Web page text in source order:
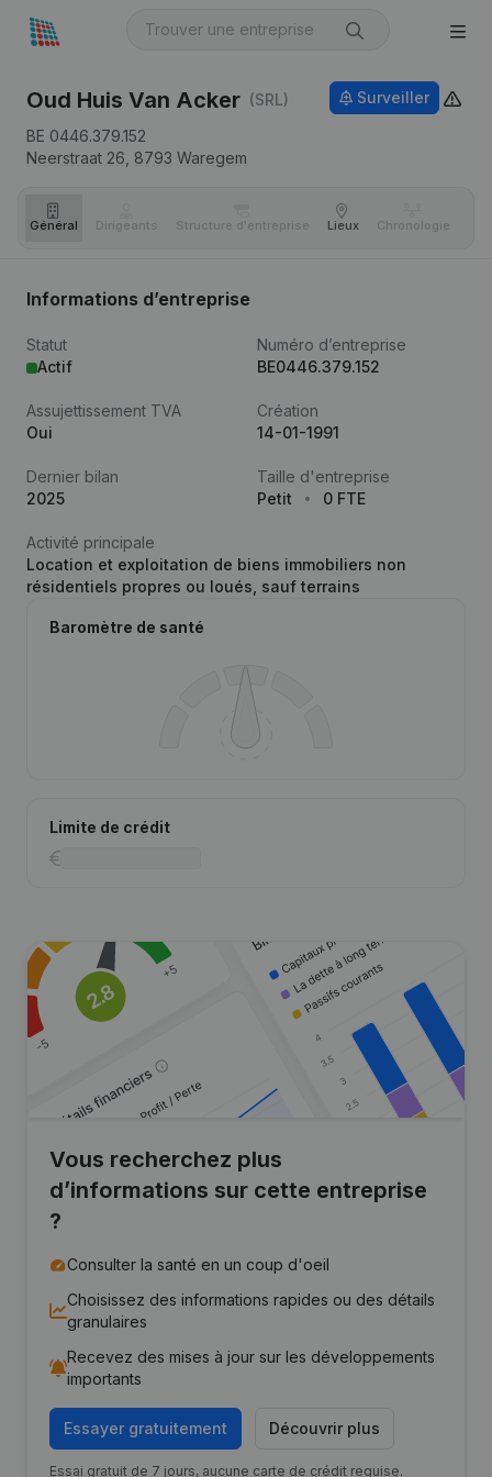
Oud Huis Van Acker (SRL)
BE 0446.379.152
Neerstraat 26, 8793 Waregem
Surveiller
Général Dirigeants Structure d'entreprise Lieux Chronologie
Informations d’entreprise
Statut
Actif
Numéro d’entreprise
BE0446.379.152
Assujettissement TVA
Oui
Création
14-01-1991
Dernier bilan
2025
Taille d'entreprise
Petit
0 FTE
Activité principale
Location et exploitation de biens immobiliers non
résidentiels propres ou loués, sauf terrains
Baromètre de santé
Limite de crédit
Vous recherchez plus
d’informations sur cette entreprise
?
Consulter la santé en un coup d'oeil
Choisissez des informations rapides ou des détails
granulaires
Recevez des mises à jour sur les développements
importants
Essayer gratuitement Découvrir plus
Essai gratuit de 7 jours, aucune carte de crédit requise.